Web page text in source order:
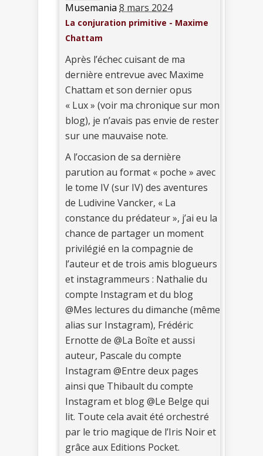
Musemania 8 mars 2024
La conjuration primitive - Maxime
Chattam
Après l’échec cuisant de ma
dernière entrevue avec Maxime
Chattam et son dernier opus
« Lux » (voir ma chronique sur mon
blog), je n’avais pas envie de rester
sur une mauvaise note.
A l’occasion de sa dernière
parution au format « poche » avec
le tome IV (sur IV) des aventures
de Ludivine Vancker, « La
constance du prédateur », j’ai eu la
chance de partager un moment
privilégié en la compagnie de
l’auteur et de trois amis blogueurs
et instagrammeurs : Nathalie du
compte Instagram et du blog
@Mes lectures du dimanche (même
alias sur Instagram), Frédéric
Ernotte de @La Boîte et aussi
auteur, Pascale du compte
Instagram @Entre deux pages
ainsi que Thibault du compte
Instagram et blog @Le Belge qui
lit. Toute cela avait été orchestré
par le trio magique de l’Iris Noir et
grâce aux Editions Pocket.